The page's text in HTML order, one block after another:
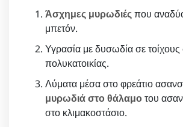
Άσχημες μυρωδιέςπου
μπετόν.
Υγρασία με δυσωδία σε τοίχους
πολυκατοικίας.
Λύματα μέσα στο φρεάτιο
μυρωδιά στο θάλαμοτου
στο κλιμακοστάσιο.